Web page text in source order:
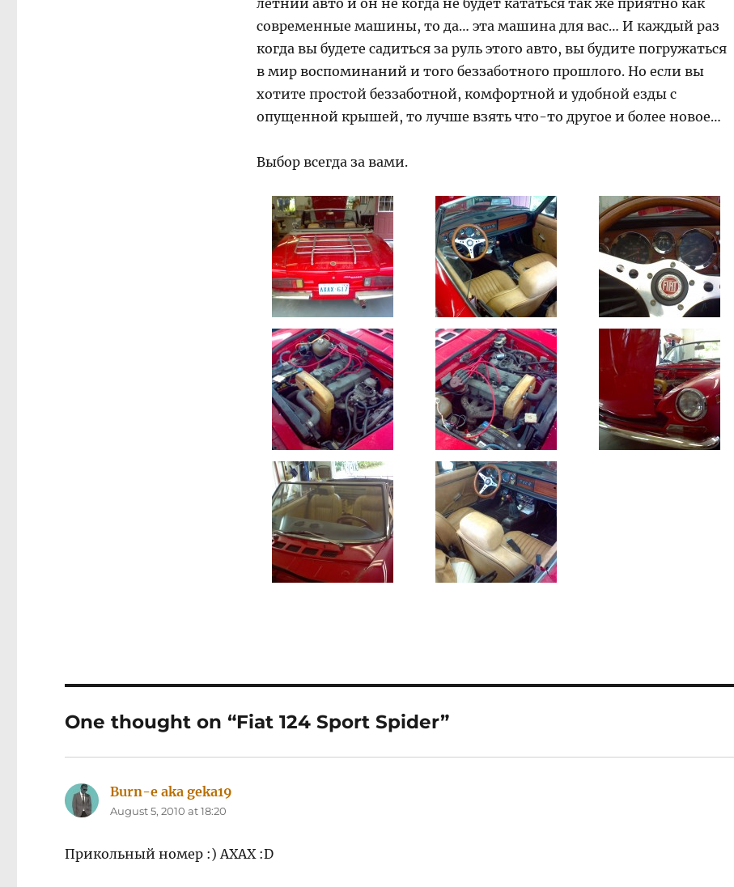
летний авто и он не когда не будет кататься так же приятно как
современные машины, то да… эта машина для вас… И каждый раз
когда вы будете садиться за руль этого авто, вы будите погружаться
в мир воспоминаний и того беззаботного прошлого. Но если вы
хотите простой беззаботной, комфортной и удобной езды с
опущенной крышей, то лучше взять что-то другое и более новое…
Выбор всегда за вами.
One thought on “Fiat 124 Sport Spider”
Burn-e aka geka19
August 5, 2010 at 18:20
Прикольный номер :) AXAX :D